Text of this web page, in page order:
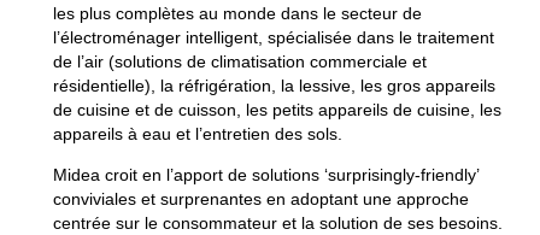
les plus complètes au monde dans le secteur de
l’électroménager intelligent, spécialisée dans le traitement
de l’air (solutions de climatisation commerciale et
résidentielle), la réfrigération, la lessive, les gros appareils
de cuisine et de cuisson, les petits appareils de cuisine, les
appareils à eau et l’entretien des sols.
Midea croit en l’apport de solutions ‘surprisingly-friendly’
conviviales et surprenantes en adoptant une approche
centrée sur le consommateur et la solution de ses besoins.